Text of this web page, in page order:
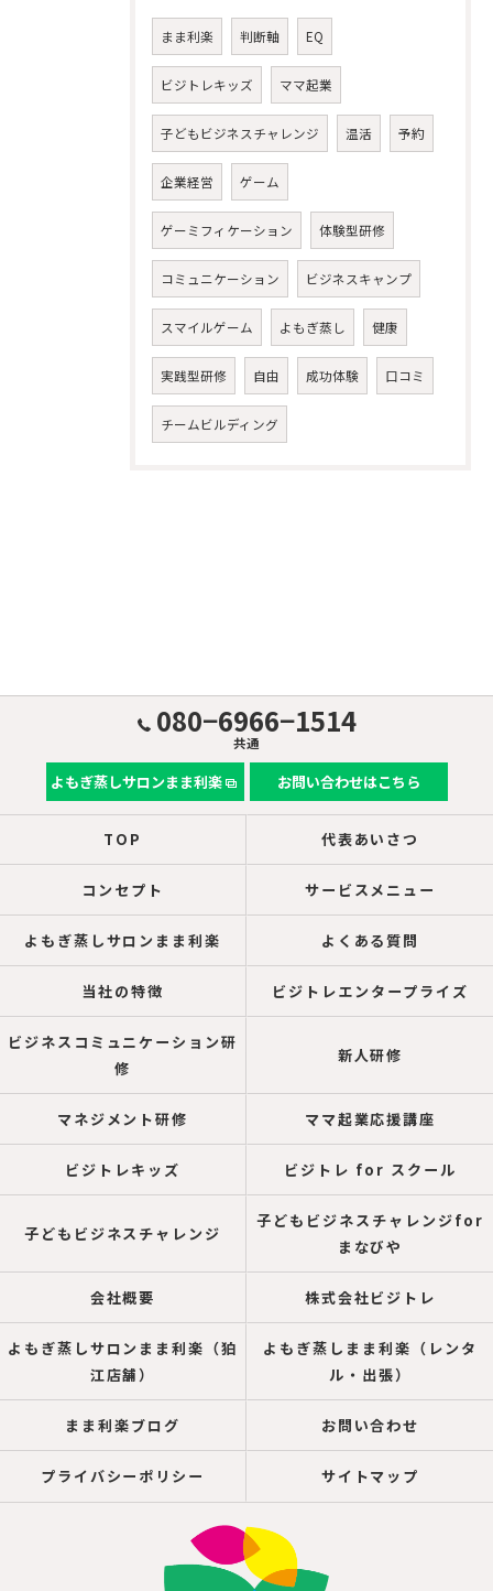
まま利楽 判断軸 EQ
ビジトレキッズ ママ起業
子どもビジネスチャレンジ 温活 予約
企業経営 ゲーム
ゲーミフィケーション 体験型研修
コミュニケーション ビジネスキャンプ
スマイルゲーム よもぎ蒸し 健康
実践型研修 自由 成功体験 口コミ
チームビルディング
080−6966−1514
共通
よもぎ蒸しサロンまま利楽 お問い合わせはこちら
TOP 代表あいさつ
コンセプト サービスメニュー
よもぎ蒸しサロンまま利楽 よくある質問
当社の特徴 ビジトレエンタープライズ
ビジネスコミュニケーション研
修
新人研修
マネジメント研修 ママ起業応援講座
ビジトレキッズ ビジトレ for スクール
子どもビジネスチャレンジ
子どもビジネスチャレンジfor
まなびや
会社概要 株式会社ビジトレ
よもぎ蒸しサロンまま利楽（狛
江店舗）
よもぎ蒸しまま利楽（レンタ
ル・出張）
まま利楽ブログ お問い合わせ
プライバシーポリシー サイトマップ